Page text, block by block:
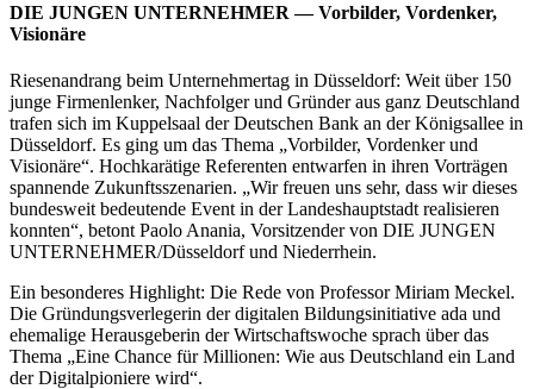
DIE JUNGEN UNTERNEHMER — Vorbilder, Vordenker,
Visionäre
Riesenandrang beim Unternehmertag in Düsseldorf: Weit über 150
junge Firmenlenker, Nachfolger und Gründer aus ganz Deutschland
trafen sich im Kuppelsaal der Deutschen Bank an der Königsallee in
Düsseldorf. Es ging um das Thema „Vorbilder, Vordenker und
Visionäre“. Hochkarätige Referenten entwarfen in ihren Vorträgen
spannende Zukunftsszenarien. „Wir freuen uns sehr, dass wir dieses
bundesweit bedeutende Event in der Landeshauptstadt realisieren
konnten“, betont Paolo Anania, Vorsitzender von DIE JUNGEN
UNTERNEHMER/Düsseldorf und Niederrhein.
Ein besonderes Highlight: Die Rede von Professor Miriam Meckel.
Die Gründungsverlegerin der digitalen Bildungsinitiative ada und
ehemalige Herausgeberin der Wirtschaftswoche sprach über das
Thema „Eine Chance für Millionen: Wie aus Deutschland ein Land
der Digitalpioniere wird“.